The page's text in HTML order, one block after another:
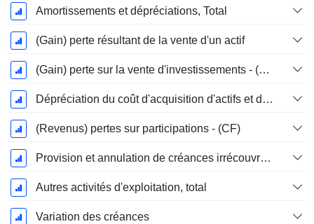
Amortissements et dépréciations, Total
(Gain) perte résultant de la vente d'un actif
(Gain) perte sur la vente d'investissements - (CF)
Dépréciation du coût d'acquisition d'actifs et dépenses de restructuration
(Revenus) pertes sur participations - (CF)
Provision et annulation de créances irrécouvrables
Autres activités d'exploitation, total
Variation des créances